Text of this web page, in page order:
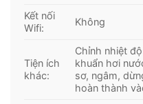
bỏ vi khuẩn và các
cho sức khỏe của cả
Kết nối
Wifi:
Không
Tiện ích
khác:
Chỉnh nhiệt
khuẩn hơi
sơ, ngâm,
hoàn thành